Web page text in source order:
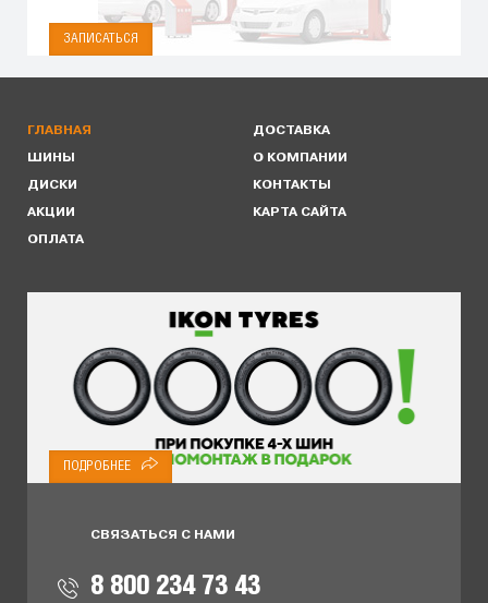
ЗАПИСАТЬСЯ
ГЛАВНАЯ
ШИНЫ
ДИСКИ
АКЦИИ
ОПЛАТА
ДОСТАВКА
О КОМПАНИИ
КОНТАКТЫ
КАРТА САЙТА
ПОДРОБНЕЕ
СВЯЗАТЬСЯ С НАМИ
8 800 234 73 43